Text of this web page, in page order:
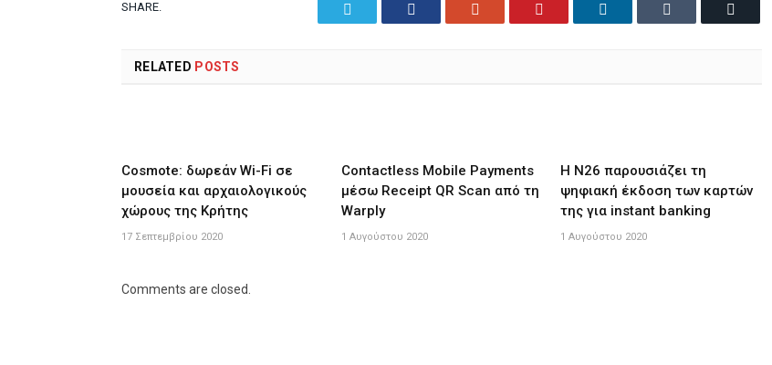
SHARE.
RELATED POSTS
Cosmote: δωρεάν Wi-Fi σε
μουσεία και αρχαιολογικούς
χώρους της Κρήτης
17 Σεπτεμβρίου 2020
Contactless Mobile Payments
μέσω Receipt QR Scan από τη
Warply
1 Αυγούστου 2020
Η N26 παρουσιάζει τη
ψηφιακή έκδοση των καρτών
της για instant banking
1 Αυγούστου 2020
Comments are closed.